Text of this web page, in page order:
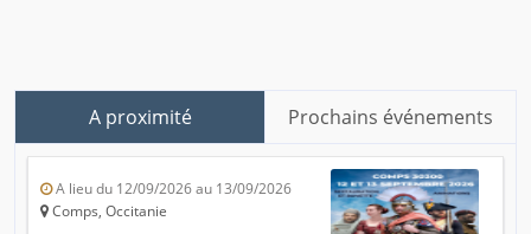
A proximité Prochains événements
A lieu du 12/09/2026 au 13/09/2026
Comps, Occitanie